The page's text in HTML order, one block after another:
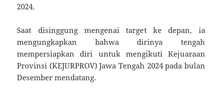
2024.
Saat disinggung mengenai target ke depan, ia
mengungkapkan bahwa dirinya tengah
mempersiapkan diri untuk mengikuti Kejuaraan
Provinsi (KEJURPROV) Jawa Tengah 2024 pada bulan
Desember mendatang.